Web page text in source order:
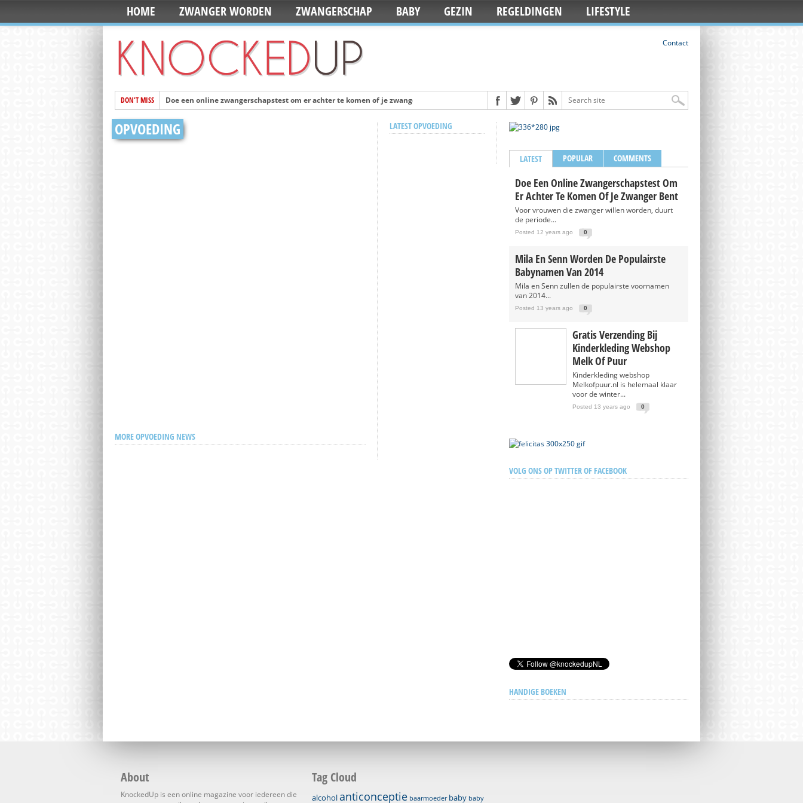
HOME ZWANGER WORDEN ZWANGERSCHAP BABY GEZIN REGELDINGEN LIFESTYLE
Contact
DON'T MISS Doe een online zwangerschapstest om er achter te komen of je zwanger bent Posted 12 years ago
Mila en Senn worden de populairste babynamen van 2014
De 10 foto’s die je moet maken op de dag dat je baby geboren wordt
Mooi en ook nog fairtrade: Deze naamslingers van KiddyColors
Meeste Nederlanders gaan dit jaar op ‘Staycation’: Ze blijven lekker in eigen land
Favoriete tas van Pippa Middleton nu ook in Nederland te koop
OPVOEDING
MORE OPVOEDING NEWS
LATEST OPVOEDING
LATEST POPULAR COMMENTS
Doe Een Online Zwangerschapstest Om
Er Achter Te Komen Of Je Zwanger Bent
Voor vrouwen die zwanger willen worden, duurt
de periode...
Posted 12 years ago 0
Mila En Senn Worden De Populairste
Babynamen Van 2014
Mila en Senn zullen de populairste voornamen
van 2014...
Posted 13 years ago 0
Gratis Verzending Bij
Kinderkleding Webshop
Melk Of Puur
Kinderkleding webshop
Melkofpuur.nl is helemaal klaar
voor de winter...
Posted 13 years ago 0
VOLG ONS OP TWITTER OF FACEBOOK
HANDIGE BOEKEN
About
KnockedUp is een online magazine voor iedereen die
Tag Cloud
alcoholanticonceptie baarmoeder baby baby